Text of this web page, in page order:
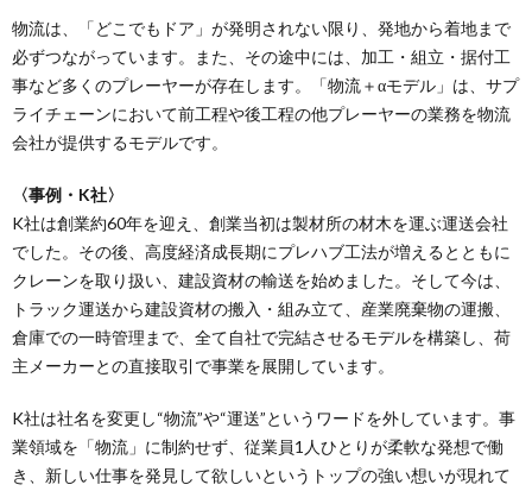
物流は、「どこでもドア」が発明されない限り、発地から着地まで
必ずつながっています。また、その途中には、加工・組立・据付工
事など多くのプレーヤーが存在します。「物流＋αモデル」は、サプ
ライチェーンにおいて前工程や後工程の他プレーヤーの業務を物流
会社が提供するモデルです。
〈事例・K社〉
K社は創業約60年を迎え、創業当初は製材所の材木を運ぶ運送会社
でした。その後、高度経済成長期にプレハブ工法が増えるとともに
クレーンを取り扱い、建設資材の輸送を始めました。そして今は、
トラック運送から建設資材の搬入・組み立て、産業廃棄物の運搬、
倉庫での一時管理まで、全て自社で完結させるモデルを構築し、荷
主メーカーとの直接取引で事業を展開しています。
K社は社名を変更し“物流”や“運送”というワードを外しています。事
業領域を「物流」に制約せず、従業員1人ひとりが柔軟な発想で働
き、新しい仕事を発見して欲しいというトップの強い想いが現れて